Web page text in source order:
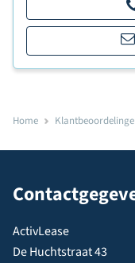
Home
ActivLease
De Huchtstraat 43